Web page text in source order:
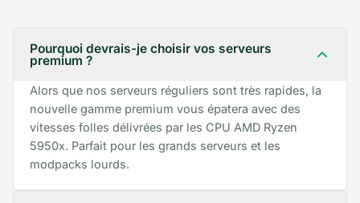
Pourquoi devrais-je choisir vos serveurs
premium ?
Alors que nos serveurs réguliers sont très rapides, la
nouvelle gamme premium vous épatera avec des
vitesses folles délivrées par les CPU AMD Ryzen
5950x. Parfait pour les grands serveurs et les
modpacks lourds.